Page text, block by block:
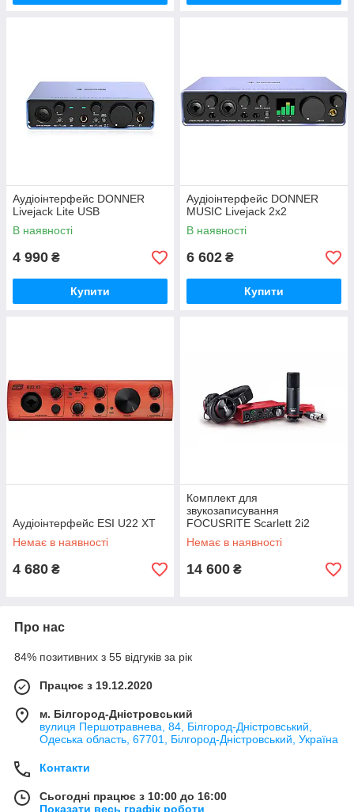
Аудіоінтерфейс DONNER
Livejack Lite USB
В наявності
4 990 ₴
Купити
Аудіоінтерфейс DONNER
MUSIC Livejack 2x2
В наявності
6 602 ₴
Купити
Аудіоінтерфейс ESI U22 XT
Немає в наявності
4 680 ₴
Комплект для
звукозаписування
FOCUSRITE Scarlett 2i2
Studio 3rd Gen
Немає в наявності
14 600 ₴
Про нас
84% позитивних з 55 відгуків за рік
Працює з 19.12.2020
м. Білгород-Дністровський
вулиця Першотравнева, 84, Білгород-Дністровський,
Одеська область, 67701, Білгород-Дністровський, Україна
Контакти
Сьогодні працює з 10:00 до 16:00
Показати весь графік роботи